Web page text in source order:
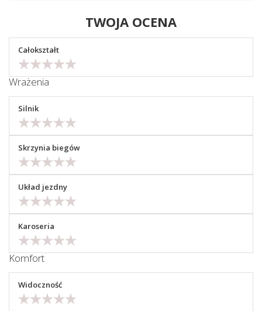
TWOJA OCENA
Całokształt
Wrażenia
Silnik
Skrzynia biegów
Układ jezdny
Karoseria
Komfort
Widoczność